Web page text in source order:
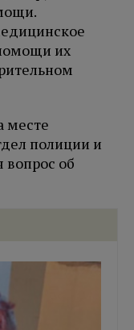
их
месте
полиции и
вопрос об